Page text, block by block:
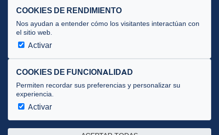
Documentos
Cursos
Circulares oficiales
Convocatorias y Equipaciones
Av. José Atarés 101, semisótano. 50018 Zaragoza
COOKIES DE RENDIMIENTO
Nos ayudan a entender cómo los visitantes interactúan con
el sitio web.
Activar
COOKIES DE FUNCIONALIDAD
Permiten recordar sus preferencias y personalizar su
experiencia.
Activar